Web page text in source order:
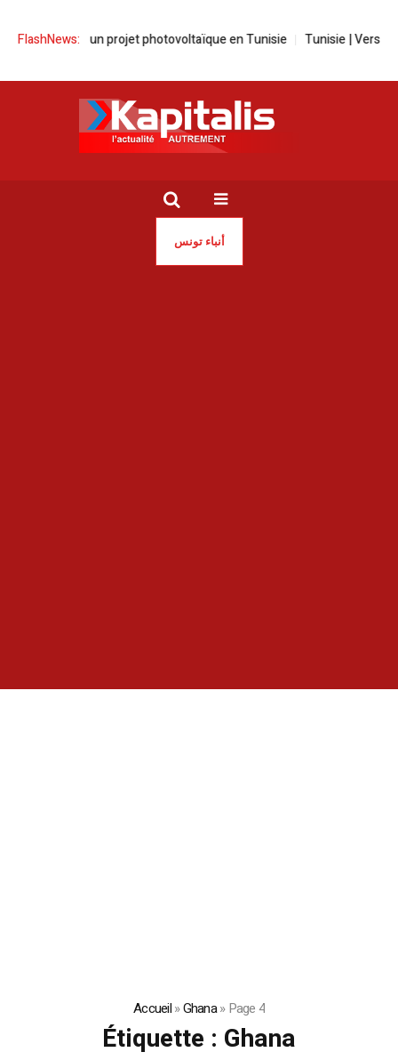
FlashNews:
lance un projet photovoltaïque en Tunisie Tunisie | Vers une
أنباء تونس
Accueil»Ghana»Page 4
Étiquette : Ghana